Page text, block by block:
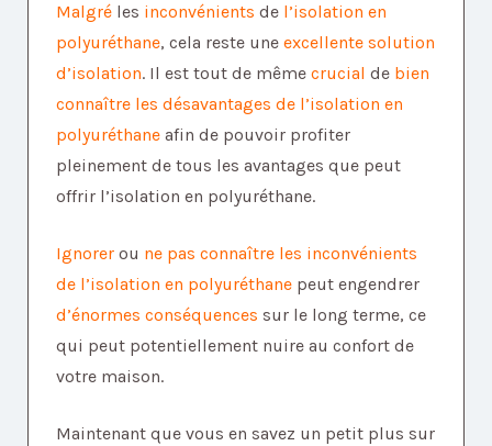
Malgré les inconvénients de l’isolation en
polyuréthane, cela reste une excellente solution
d’isolation. Il est tout de même crucial de bien
connaître les désavantages de l’isolation en
polyuréthane afin de pouvoir profiter
pleinement de tous les avantages que peut
offrir l’isolation en polyuréthane.
Ignorer ou ne pas connaître les inconvénients
de l’isolation en polyuréthane peut engendrer
d’énormes conséquences sur le long terme, ce
qui peut potentiellement nuire au confort de
votre maison.
Maintenant que vous en savez un petit plus sur